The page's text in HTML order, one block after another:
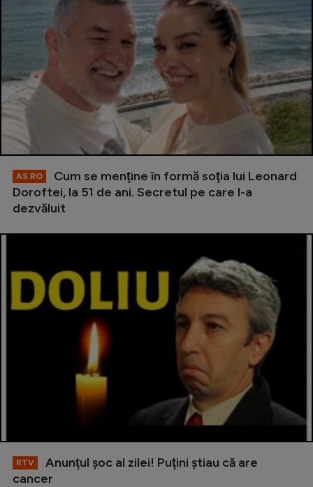
AS.RO
Cum se menţine în formă soţia lui Leonard
Doroftei, la 51 de ani. Secretul pe care l-a
dezvăluit
RTV
Anunţul şoc al zilei! Puţini ştiau că are
cancer